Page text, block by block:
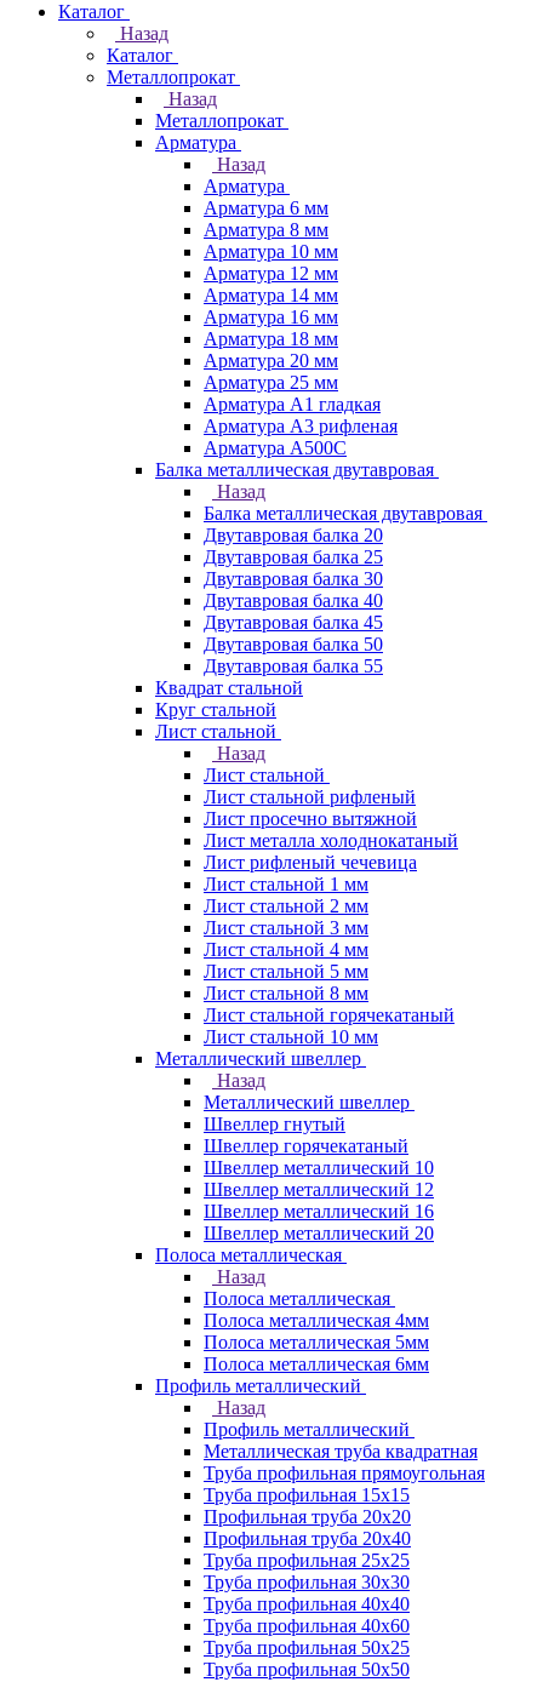
Каталог
Назад
Каталог
Металлопрокат
Назад
Металлопрокат
Арматура
Назад
Арматура
Арматура 6 мм
Арматура 8 мм
Арматура 10 мм
Арматура 12 мм
Арматура 14 мм
Арматура 16 мм
Арматура 18 мм
Арматура 20 мм
Арматура 25 мм
Арматура А1 гладкая
Арматура А3 рифленая
Арматура А500С
Балка металлическая двутавровая
Назад
Балка металлическая двутавровая
Двутавровая балка 20
Двутавровая балка 25
Двутавровая балка 30
Двутавровая балка 40
Двутавровая балка 45
Двутавровая балка 50
Двутавровая балка 55
Квадрат стальной
Круг стальной
Лист стальной
Назад
Лист стальной
Лист стальной рифленый
Лист просечно вытяжной
Лист металла холоднокатаный
Лист рифленый чечевица
Лист стальной 1 мм
Лист стальной 2 мм
Лист стальной 3 мм
Лист стальной 4 мм
Лист стальной 5 мм
Лист стальной 8 мм
Лист стальной горячекатаный
Лист стальной 10 мм
Металлический швеллер
Назад
Металлический швеллер
Швеллер гнутый
Швеллер горячекатаный
Швеллер металлический 10
Швеллер металлический 12
Швеллер металлический 16
Швеллер металлический 20
Полоса металлическая
Назад
Полоса металлическая
Полоса металлическая 4мм
Полоса металлическая 5мм
Полоса металлическая 6мм
Профиль металлический
Назад
Профиль металлический
Металлическая труба квадратная
Труба профильная прямоугольная
Труба профильная 15х15
Профильная труба 20х20
Профильная труба 20х40
Труба профильная 25х25
Труба профильная 30x30
Труба профильная 40х40
Труба профильная 40х60
Труба профильная 50х25
Труба профильная 50х50